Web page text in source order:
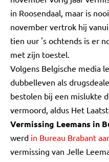
in Roosendaal, maar is
november vertrok hij
tien uur 's ochtends is er
met zijn toestel.
Volgens Belgische media
dubbelleven als
bestolen bij een mislukte
vermoord, aldus Het
Vermissing Leemans in
werd in Bureau Brabant
vermissing van Jelle